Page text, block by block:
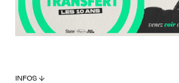
INFOS ↓